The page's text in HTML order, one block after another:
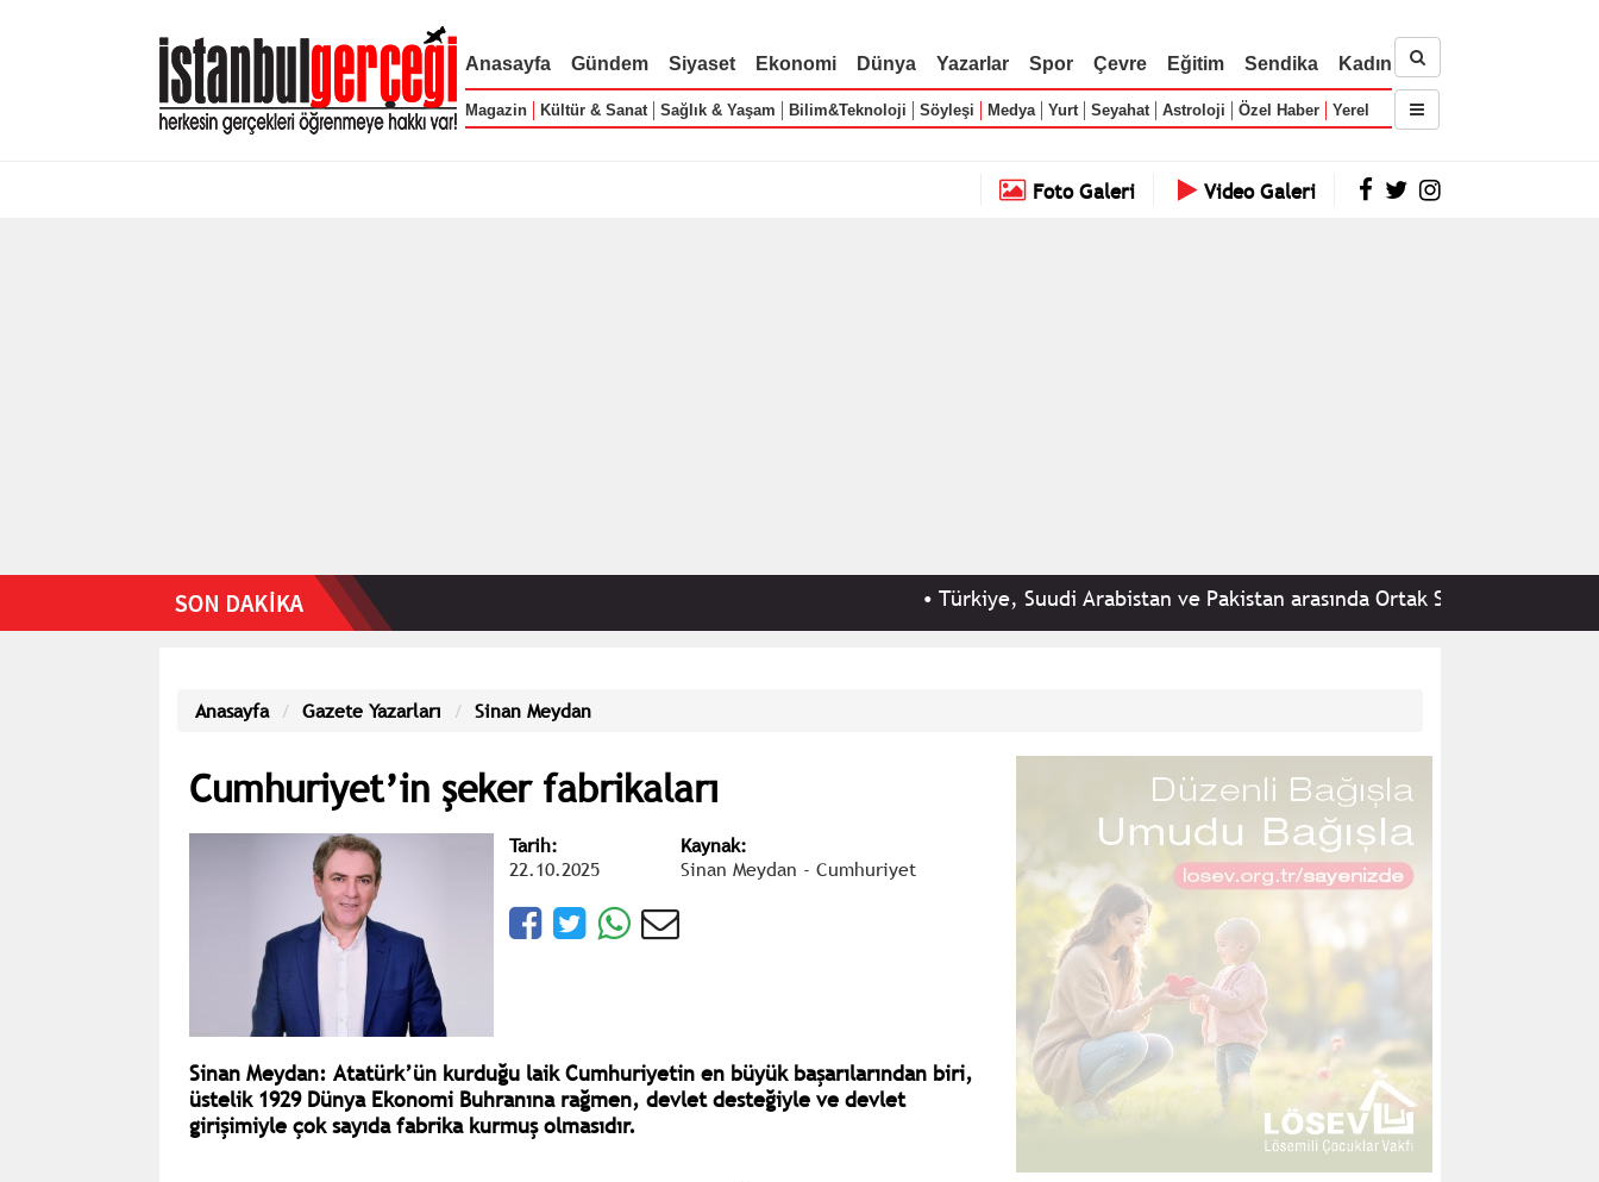
Anasayfa Gündem Siyaset Ekonomi Dünya Yazarlar Spor Çevre Eğitim Sendika Kadın
Magazin Kültür & Sanat Sağlık & Yaşam Bilim&Teknoloji Söyleşi Medya Yurt Seyahat Astroloji Özel Haber Yerel
Foto Galeri Video Galeri
Türkiye, Suudi Arabistan ve Pakistan arasında Ortak Savunma Anlaşması
Anasayfa Gazete Yazarları Sinan Meydan
Cumhuriyet’in şeker fabrikaları
Tarih:
22.10.2025
Kaynak:
Sinan Meydan - Cumhuriyet
Sinan Meydan: Atatürk’ün kurduğu laik Cumhuriyetin en büyük başarılarından biri,
üstelik 1929 Dünya Ekonomi Buhranına rağmen, devlet desteğiyle ve devlet
girişimiyle çok sayıda fabrika kurmuş olmasıdır.